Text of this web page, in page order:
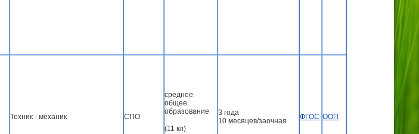
Техник - механик СПО
среднее
общее
образование
(11 кл)
3 года
10 месяцев/заочная
ФГОС ООП